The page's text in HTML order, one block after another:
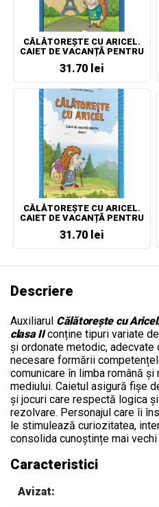
CĂLĂTOREȘTE CU ARICEL.
CAIET DE VACANȚĂ PENTRU
31.70 lei
CĂLĂTOREȘTE CU ARICEL.
CAIET DE VACANȚĂ PENTRU
31.70 lei
Descriere
Auxiliarul Călătorește cu
clasa IIconține tipuri variate
și ordonate metodic, adecvate
necesare formării
comunicare în limba română și
mediului. Caietul asigură fișe
și jocuri care respectă logica
rezolvare. Personajul care îi
le stimulează curiozitatea,
consolida cunoștințe mai vechi
Caracteristici
Avizat: